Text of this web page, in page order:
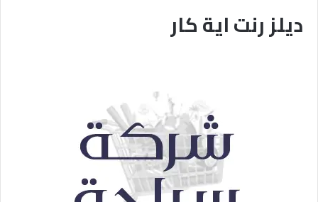
ديلز رنت اية كار